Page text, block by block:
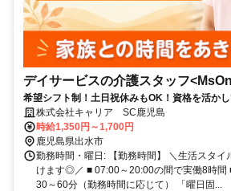
デイサービスの介護スタッフ
希望シフト制！土日祝休みもOK！資格を活かし
株式会社キャリア SC鹿児島
時給1,350円～1,700円
鹿児島県出水市
勤務時間・曜日: 【勤務時間】 ＼生活スタイ
けます◎／ ■ 07:00～20:00の間で実働8時間
30～60分（勤務時間に応じて） 「曜日固...